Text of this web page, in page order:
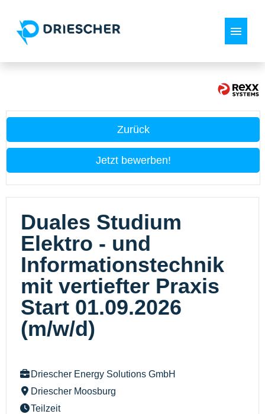
Mitarbeiterstatements
FAQ
Zurück
Jetzt bewerben!
Duales Studium
Elektro - und
Informationstechnik
mit vertiefter Praxis
Start 01.09.2026
(m/w/d)
Driescher Energy Solutions GmbH
Driescher Moosburg
Teilzeit